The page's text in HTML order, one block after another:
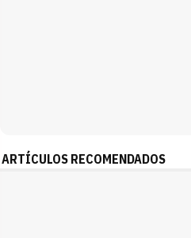
ARTÍCULOS RECOMENDADOS